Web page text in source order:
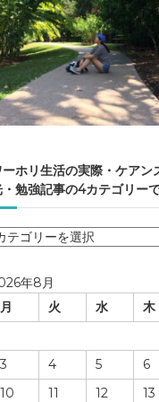
ーホリ生活の実際・ケア
・勉強記事の4カテゴリー
年8月
月
火 水 木
3
4 5 6
10
11 12 13